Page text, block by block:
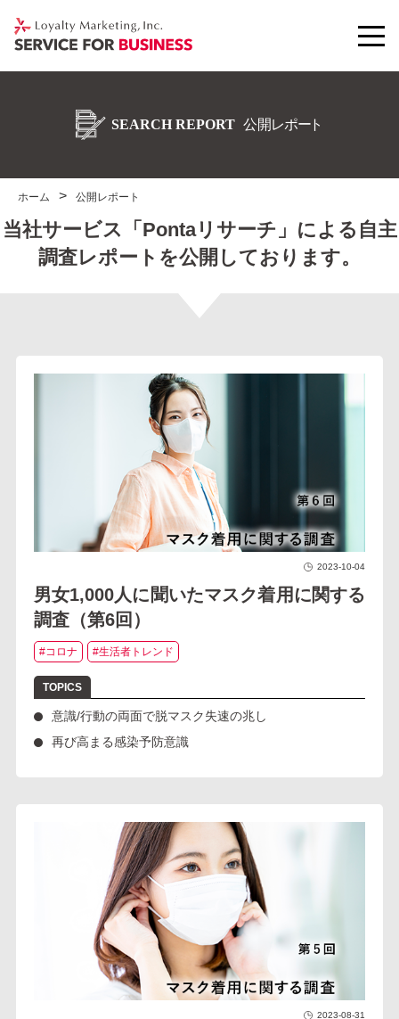
ホーム 公開レポート
当社サービス「Pontaリサーチ」による自主
調査レポートを公開しております。
2023-10-04
男女1,000人に聞いたマスク着用に関する
調査（第6回）
#コロナ #生活者トレンド
意識/行動の両面で脱マスク失速の兆し
再び高まる感染予防意識
2023-08-31